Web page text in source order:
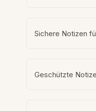
Sichere Notizen
Geschützte